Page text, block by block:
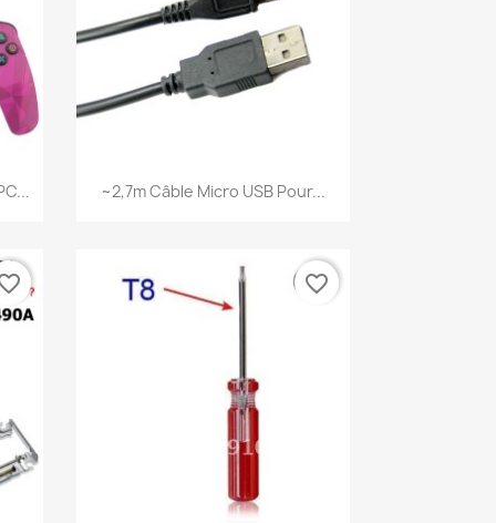
Aperçu rapide
~2,7m Câble Micro USB Pour...
favorite_border